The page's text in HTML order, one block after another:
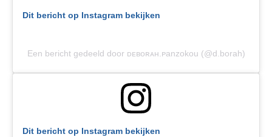
Dit bericht op Instagram bekijken
Een bericht gedeeld door ᴅᴇʙᴏʀᴀʜ.ᴘanzokou (@d.borah)
Dit bericht op Instagram bekijken